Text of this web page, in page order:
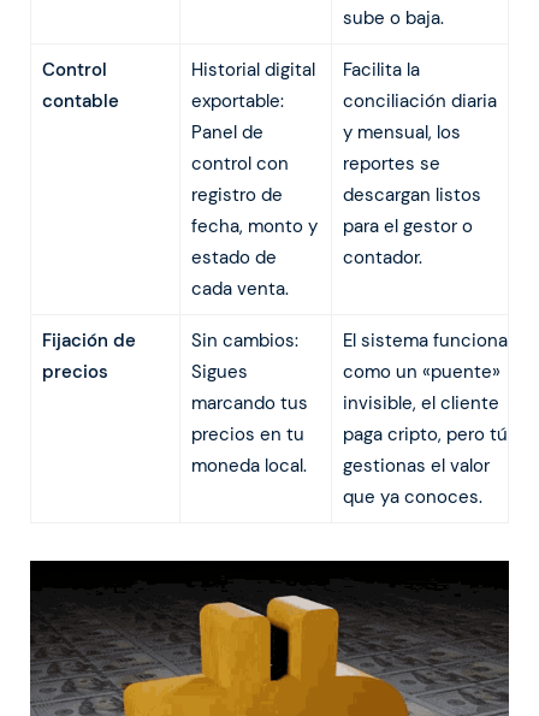
sube o baja.
Control
contable
Historial digital
exportable:
Panel de
control con
registro de
fecha, monto y
estado de
cada venta.
Facilita la
conciliación diaria
y mensual, los
reportes se
descargan listos
para el gestor o
contador.
Fijación de
precios
Sin cambios:
Sigues
marcando tus
precios en tu
moneda local.
El sistema funciona
como un «puente»
invisible, el cliente
paga cripto, pero tú
gestionas el valor
que ya conoces.